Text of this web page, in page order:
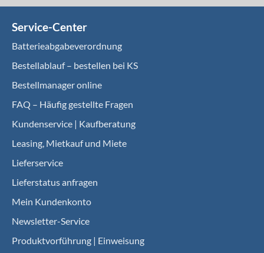
Service-Center
Batterieabgabeverordnung
Bestellablauf – bestellen bei KS
Bestellmanager online
FAQ – Häufig gestellte Fragen
Kundenservice | Kaufberatung
Leasing, Mietkauf und Miete
Lieferservice
Lieferstatus anfragen
Mein Kundenkonto
Newsletter-Service
Produktvorführung | Einweisung